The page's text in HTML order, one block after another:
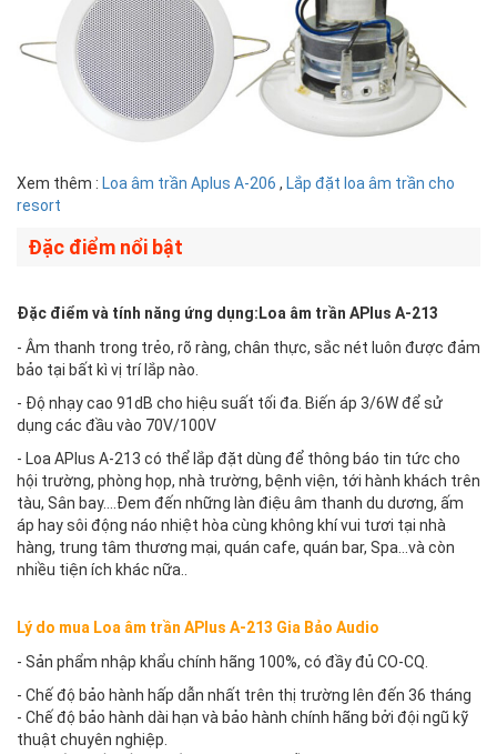
Xem thêm : Loa âm trần Aplus A-206 , Lắp đặt loa âm trần cho
resort
Đặc điểm nổi bật
Đặc điểm và tính năng ứng dụng:Loa âm trần APlus A-213
- Âm thanh trong trẻo, rõ ràng, chân thực, sắc nét luôn được đảm
bảo tại bất kì vị trí lắp nào.
- Độ nhạy cao 91dB cho hiệu suất tối đa. Biến áp 3/6W để sử
dụng các đầu vào 70V/100V
- Loa APlus A-213 có thể lắp đặt dùng để thông báo tin tức cho
hội trường, phòng họp, nhà trường, bệnh viện, tới hành khách trên
tàu, Sân bay….Đem đến những làn điệu âm thanh du dương, ấm
áp hay sôi động náo nhiệt hòa cùng không khí vui tươi tại nhà
hàng, trung tâm thương mại, quán cafe, quán bar, Spa…và còn
nhiều tiện ích khác nữa..
Lý do mua Loa âm trần APlus A-213 Gia Bảo Audio
- Sản phẩm nhập khẩu chính hãng 100%, có đầy đủ CO-CQ.
- Chế độ bảo hành hấp dẫn nhất trên thị trường lên đến 36 tháng
- Chế độ bảo hành dài hạn và bảo hành chính hãng bởi đội ngũ kỹ
thuật chuyên nghiệp.